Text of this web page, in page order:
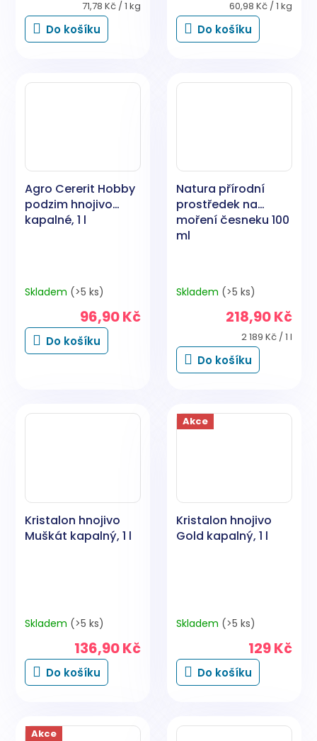
Měrná
cena:
71,78 Kč / 1 kg
Do košíku
Měrná
cena:
60,98 Kč / 1 kg
Do košíku
Agro Cererit Hobby
podzim hnojivo
kapalné, 1 l
Skladem (>5 ks)
96,90 Kč
Do košíku
Natura přírodní
prostředek na
moření česneku 100
ml
Skladem (>5 ks)
218,90 Kč
Měrná
cena:
2 189 Kč / 1 l
Do košíku
Kristalon hnojivo
Muškát kapalný, 1 l
Skladem (>5 ks)
136,90 Kč
Do košíku
Akce
Kristalon hnojivo
Gold kapalný, 1 l
Skladem (>5 ks)
129 Kč
Do košíku
Akce